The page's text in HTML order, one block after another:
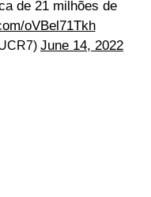
de 21 milhões de
oVBel71Tkh
June 14, 2022